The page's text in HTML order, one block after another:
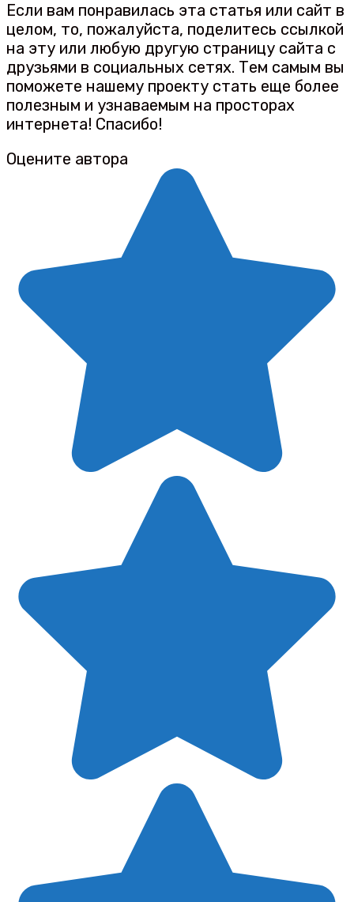
Если вам понравилась эта статья или сайт в
целом, то, пожалуйста, поделитесь ссылкой
на эту или любую другую страницу сайта с
друзьями в социальных сетях. Тем самым вы
поможете нашему проекту стать еще более
полезным и узнаваемым на просторах
интернета! Спасибо!
Оцените автора